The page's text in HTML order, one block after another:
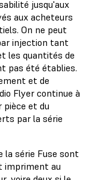
jusqu'aux
aux acheteurs
On ne peut
injection tant
les quantités de
pas été établies.
et de
Flyer continue à
et du
par la série
la série Fuse sont
impriment au